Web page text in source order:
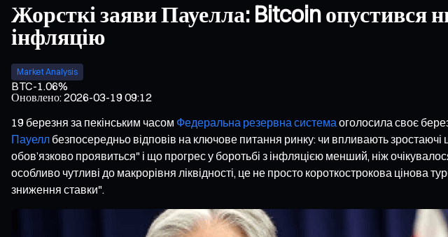
Жорсткі заяви Пауелла: Bitcoin опустився
інфляцію
Market Analysis
BTC-1.06%
Оновлено:2026-03-19 09:12
19 березня за пекінським часом Федеральна резервна система оголосила своє
Пауелл безпосередньо відповів на ключове питання ринку: чи впливають
обов’язково проявиться" і що прогрес у боротьбі з інфляцією менший, ніж
особливо чутливі до макрорівня ліквідності, це не просто короткострокова цінова
зниження ставки".